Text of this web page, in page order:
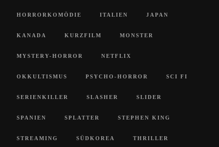
HORRORKOMÖDIE ITALIEN JAPAN
KANADA KURZFILM MONSTER
MYSTERY-HORROR NETFLIX
OKKULTISMUS PSYCHO-HORROR SCI FI
SERIENKILLER SLASHER SLIDER
SPANIEN SPLATTER STEPHEN KING
STREAMING SÜDKOREA THRILLER